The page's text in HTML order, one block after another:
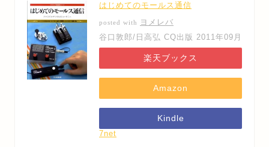
はじめてのモールス通信
posted with
ヨメレバ
谷口敦郎/日高弘 CQ出版 2011年09月
楽天ブックス
Amazon
Kindle
7net